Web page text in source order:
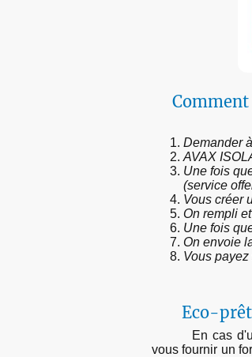
Comment
Demander
AVAX
Une fois
(service
Vous créer
On rempli
Une fois
On envoie
Vous
Eco-
En cas d'une
vous fournir un